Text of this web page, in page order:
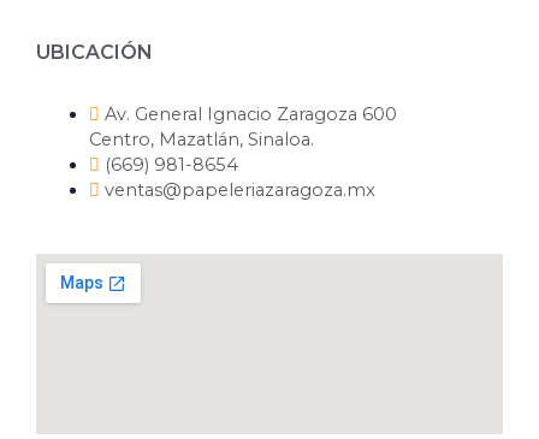
UBICACIÓN
Av. General Ignacio Zaragoza 600
Centro, Mazatlán, Sinaloa.
(669) 981-8654
ventas@papeleriazaragoza.mx